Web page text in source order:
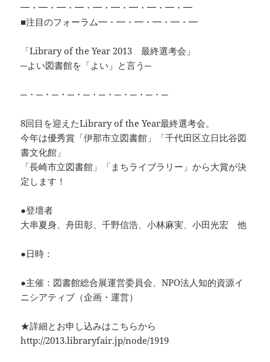
━・━・━・━・━・━・━・━・━・━
■注目のフォーラム━・━・━・━・━・━
「Library of the Year 2013 最終選考会」
─よい図書館を「よい」と言う─
─・─・─・─・─・─・─・─・─・─
8回目を迎えたLibrary of the Year最終選考会。
今年は優秀賞「伊那市立図書館」「千代田区立日比谷図
書文化館」
「長崎市立図書館」「まちライブラリー」から大賞が決
定します！
●登壇者
大串夏身、舟田彰、千野信浩、小林麻実、小田光宏 他
●日時：
●主催：図書館総合展運営委員会、NPO法人知的資源イ
ニシアティブ（企画・運営）
★詳細とお申し込みはこちらから
http://2013.libraryfair.jp/node/1919